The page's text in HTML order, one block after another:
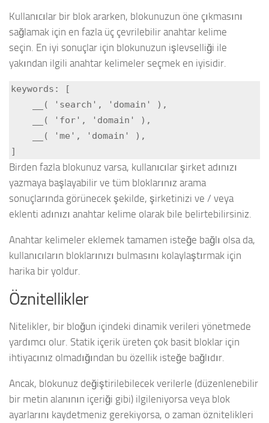
Kullanıcılar bir blok ararken, blokunuzun öne çıkmasını
sağlamak için en fazla üç çevrilebilir anahtar kelime
seçin. En iyi sonuçlar için blokunuzun işlevselliği ile
yakından ilgili anahtar kelimeler seçmek en iyisidir.
keywords: [
]
Birden fazla blokunuz varsa, kullanıcılar şirket adınızı
yazmaya başlayabilir ve tüm bloklarınız arama
sonuçlarında görünecek şekilde, şirketinizi ve / veya
eklenti adınızı anahtar kelime olarak bile belirtebilirsiniz.
Anahtar kelimeler eklemek tamamen isteğe bağlı olsa da,
kullanıcıların bloklarınızı bulmasını kolaylaştırmak için
harika bir yoldur.
Öznitellikler
Nitelikler, bir bloğun içindeki dinamik verileri yönetmede
yardımcı olur. Statik içerik üreten çok basit bloklar için
ihtiyacınız olmadığından bu özellik isteğe bağlıdır.
Ancak, blokunuz değiştirilebilecek verilerle (düzenlenebilir
bir metin alanının içeriği gibi) ilgileniyorsa veya blok
ayarlarını kaydetmeniz gerekiyorsa, o zaman öznitelikleri